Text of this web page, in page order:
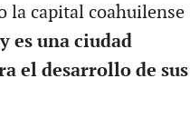
la capital coahuilense
es una ciudad
el desarrollo de sus